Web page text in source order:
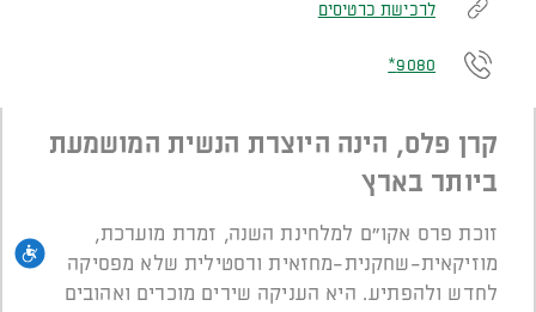
לרכישת כרטיסים
9080*
קרן פלס, הינה היוצרת הנשית המושמעת
ביותר בארץ
זוכת פרס אקו"ם למלחינת השנה, זמרת מוערכת,
מוזיקאית-שחקנית-מחזאית ורסטילית שלא מפסיקה
לחדש ולהפתיע. היא העניקה שירים מוכרים ואהובים